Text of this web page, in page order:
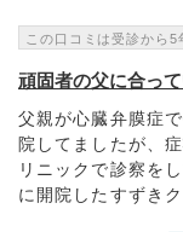
この口コミは受診から5
頑固者の父に合って
父親が心臓弁膜症
院してましたが、
リニックで診察を
に開院したすずき